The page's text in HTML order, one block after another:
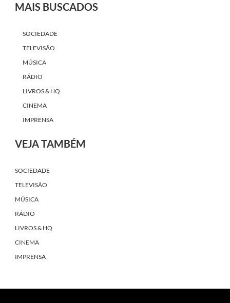
MAIS BUSCADOS
SOCIEDADE
TELEVISÃO
MÚSICA
RÁDIO
LIVROS & HQ
CINEMA
IMPRENSA
VEJA TAMBÉM
SOCIEDADE
TELEVISÃO
MÚSICA
RÁDIO
LIVROS & HQ
CINEMA
IMPRENSA